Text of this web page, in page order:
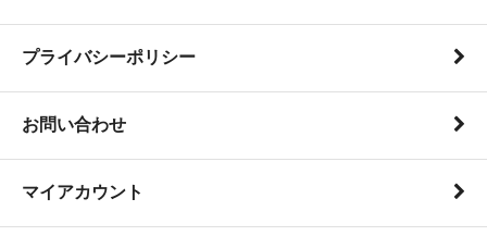
プライバシーポリシー
お問い合わせ
マイアカウント